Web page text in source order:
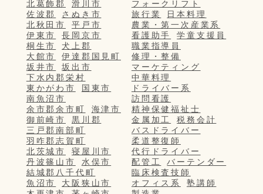
北葛飾郡
滑川市
佐波郡
さぬき市
北秋田市
平戸市
伊東市
長岡京市
桐生市
犬上郡
大館市
伊達郡国見町
坂井市
坂出市
下水内郡栄村
東かがわ市
国東市
南魚沼市
余市郡余市町
海津市
御前崎市
黒川郡
三戸郡南部町
羽咋郡志賀町
北茨城市
寝屋川市
丹波篠山市
水俣市
結城郡八千代町
魚沼市
大阪狭山市
フォークリフト
旅行業
日本料理
農業・第一次産業系
看護助手
学童支援員
職業指導員
修理・整備
マーケティング
中華料理
ドライバー系
訪問看護
精神保健福祉士
金属加工
税務会計
バスドライバー
柔道整復師
代行ドライバー
配管工
バーテンダー
臨床検査技師
オフィス系
塾講師